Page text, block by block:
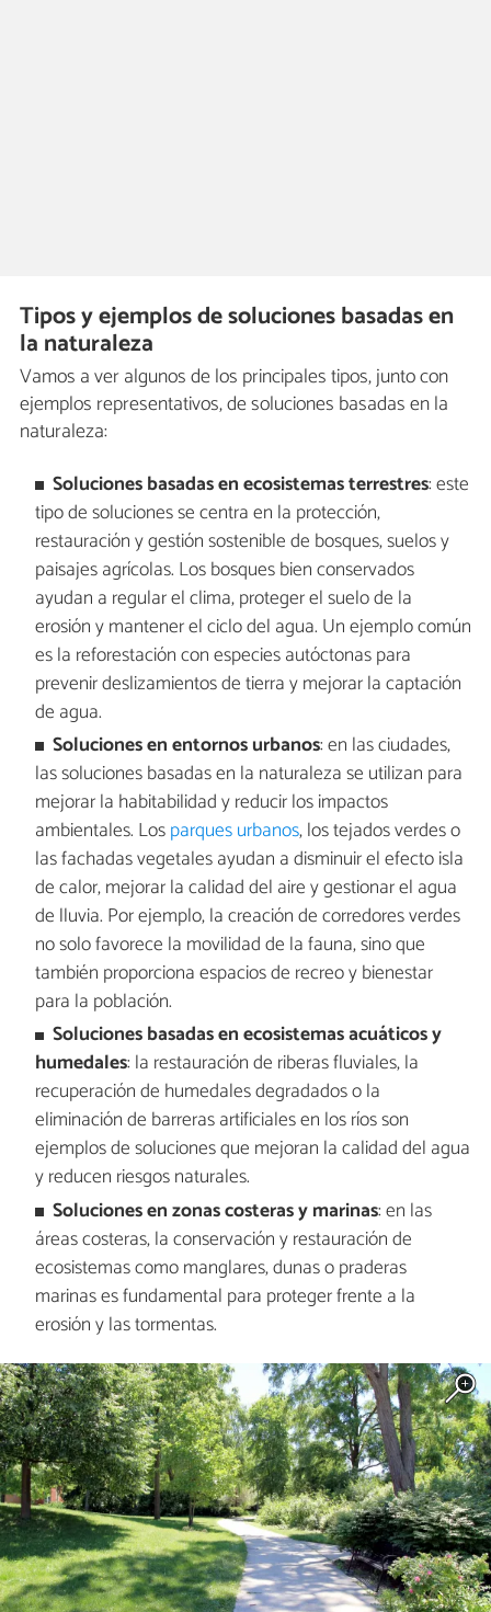
Tipos y ejemplos de soluciones basadas en
la naturaleza
Vamos a ver algunos de los principales tipos, junto con
ejemplos representativos, de soluciones basadas en la
naturaleza:
Soluciones basadas en ecosistemas terrestres: este
tipo de soluciones se centra en la protección,
restauración y gestión sostenible de bosques, suelos y
paisajes agrícolas. Los bosques bien conservados
ayudan a regular el clima, proteger el suelo de la
erosión y mantener el ciclo del agua. Un ejemplo común
es la reforestación con especies autóctonas para
prevenir deslizamientos de tierra y mejorar la captación
de agua.
Soluciones en entornos urbanos: en las ciudades,
las soluciones basadas en la naturaleza se utilizan para
mejorar la habitabilidad y reducir los impactos
ambientales. Losparques urbanos, los tejados verdes o
las fachadas vegetales ayudan a disminuir el efecto isla
de calor, mejorar la calidad del aire y gestionar el agua
de lluvia. Por ejemplo, la creación de corredores verdes
no solo favorece la movilidad de la fauna, sino que
también proporciona espacios de recreo y bienestar
para la población.
Soluciones basadas en ecosistemas acuáticos y
humedales: la restauración de riberas fluviales, la
recuperación de humedales degradados o la
eliminación de barreras artificiales en los ríos son
ejemplos de soluciones que mejoran la calidad del agua
y reducen riesgos naturales.
Soluciones en zonas costeras y marinas: en las
áreas costeras, la conservación y restauración de
ecosistemas como manglares, dunas o praderas
marinas es fundamental para proteger frente a la
erosión y las tormentas.